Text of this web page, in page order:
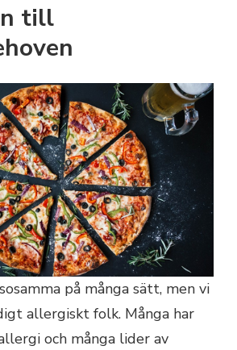
till
på många sätt, men vi
allergiskt folk. Många har
och många lider av